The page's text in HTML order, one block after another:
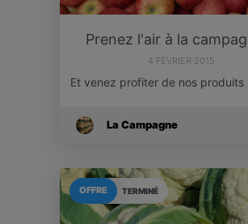
Prenez l'air à la
4 FÉVRIER 2015
Et venez profiter de nos produits
La Campagne
TERMINÉ
OFFRE